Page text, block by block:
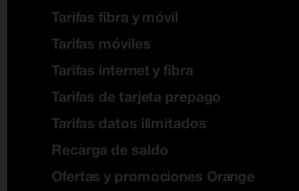
Tarifas fibra y móvil
Tarifas móviles
Tarifas internet y fibra
Tarifas de tarjeta prepago
Tarifas datos ilimitados
Recarga de saldo
Ofertas y promociones Orange